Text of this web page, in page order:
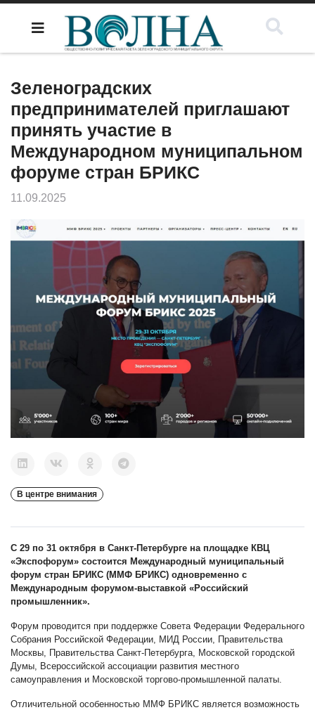
Зеленоградских
предпринимателей приглашают
принять участие в
Международном муниципальном
форуме стран БРИКС
11.09.2025
В центре внимания
С 29 по 31 октября в Санкт-Петербурге на площадке КВЦ
«Экспофорум» состоится Международный муниципальный
форум стран БРИКС (ММФ БРИКС) одновременно с
Международным форумом-выставкой «Российский
промышленник».
Форум проводится при поддержке Совета Федерации Федерального
Собрания Российской Федерации, МИД России, Правительства
Москвы, Правительства Санкт-Петербурга, Московской городской
Думы, Всероссийской ассоциации развития местного
самоуправления и Московской торгово-промышленной палаты.
Отличительной особенностью ММФ БРИКС является возможность